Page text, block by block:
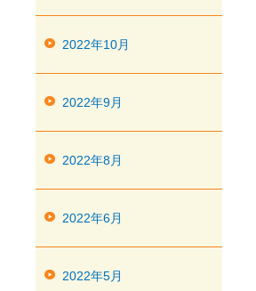
2022年10月
2022年9月
2022年8月
2022年6月
2022年5月